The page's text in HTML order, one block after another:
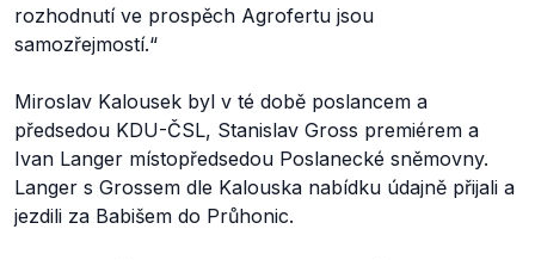
rozhodnutí ve prospěch Agrofertu jsou
samozřejmostí.“
Miroslav Kalousek byl v té době poslancem a
předsedou KDU-ČSL, Stanislav Gross premiérem a
Ivan Langer místopředsedou Poslanecké sněmovny.
Langer s Grossem dle Kalouska nabídku údajně přijali a
jezdili za Babišem do Průhonic.